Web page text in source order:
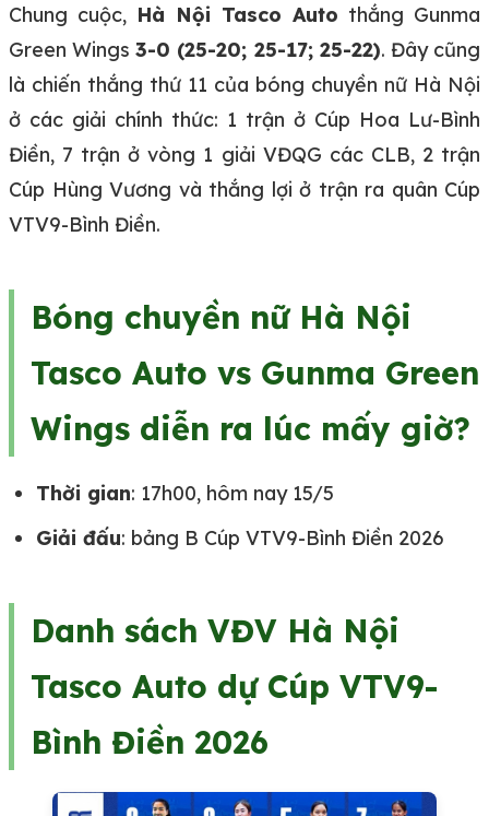
Chung cuộc, Hà Nội Tasco Auto thắng Gunma
Green Wings3-0 (25-20; 25-17; 25-22). Đây cũng
là chiến thắng thứ 11 của bóng chuyền nữ Hà Nội
ở các giải chính thức: 1 trận ở Cúp Hoa Lư-Bình
Điền, 7 trận ở vòng 1 giải VĐQG các CLB, 2 trận
Cúp Hùng Vương và thắng lợi ở trận ra quân Cúp
VTV9-Bình Điền.
Bóng chuyền nữ Hà Nội
Tasco Auto vs Gunma Green
Wings diễn ra lúc mấy giờ?
Thời gian: 17h00, hôm nay 15/5
Giải đấu: bảng B Cúp VTV9-Bình Điền 2026
Danh sách VĐV Hà Nội
Tasco Auto dự Cúp VTV9-
Bình Điền 2026